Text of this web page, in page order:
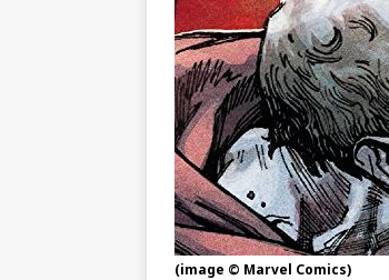
(image © Marvel Comics)